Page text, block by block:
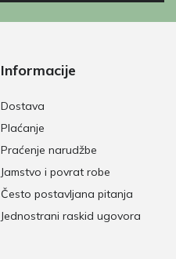
Informacije
Dostava
Plaćanje
Praćenje narudžbe
Jamstvo i povrat robe
Često postavljana pitanja
Jednostrani raskid ugovora